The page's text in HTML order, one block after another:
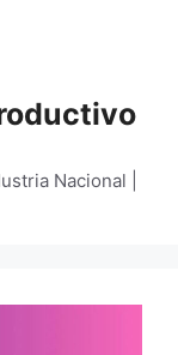
Nacional |